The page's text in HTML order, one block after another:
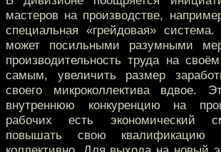
мастеров на производстве,
специальная «грейдовая»
может посильными разумными
производительность труда на
самым, увеличить размер
своего микроколлектива вдвое.
внутреннюю конкуренцию на
рабочих есть экономический
повышать свою квалификацию